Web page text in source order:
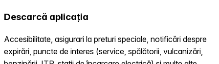
Descarcă aplicația
Accesibilitate, asigurari la preturi speciale, notificări despre
expirări, puncte de interes (service, spălătorii, vulcanizări,